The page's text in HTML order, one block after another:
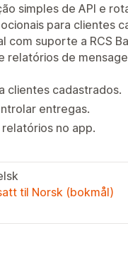
simples de API e
para clientes
com suporte a RCS
de
clientes cadastrados.
entregas.
no app.
til Norsk (bokmål)